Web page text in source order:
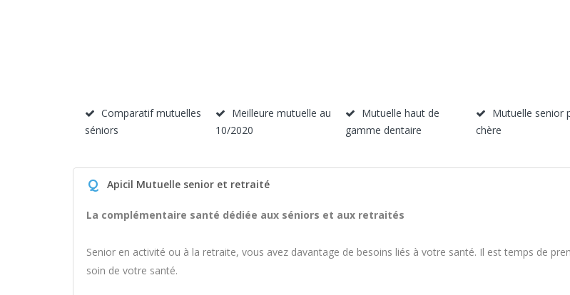
Comparatif mutuelles
séniors
Meilleure mutuelle au
10/2020
Mutuelle haut de
gamme dentaire
Mutuelle senior
chère
Q Apicil Mutuelle senior et retraité
La complémentaire santé dédiée aux séniors et aux retraités
Senior en activité ou à la retraite, vous avez davantage de besoins liés à votre santé. Il est temps de
soin de votre santé.